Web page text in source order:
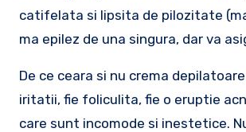
catifelata si lipsita de pilozitate
ma epilez de una singura, dar va
De ce ceara si nu crema
iritatii, fie foliculita, fie o eruptie
care sunt incomode si inestetice.